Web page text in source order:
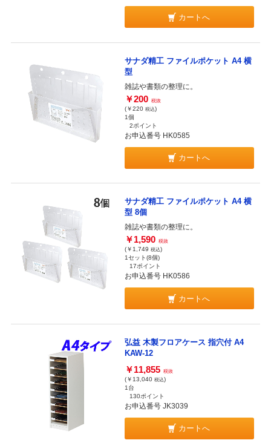
カートへ
サナダ精工 ファイルポケット A4 横
型
雑誌や書類の整理に。
￥200 税抜
(￥220 税込)
1個
2ポイント
お申込番号 HK0585
カートへ
サナダ精工 ファイルポケット A4 横
型 8個
雑誌や書類の整理に。
￥1,590 税抜
(￥1,749 税込)
1セット(8個)
17ポイント
お申込番号 HK0586
カートへ
弘益 木製フロアケース 指穴付 A4
KAW-12
￥11,855 税抜
(￥13,040 税込)
1台
130ポイント
お申込番号 JK3039
カートへ